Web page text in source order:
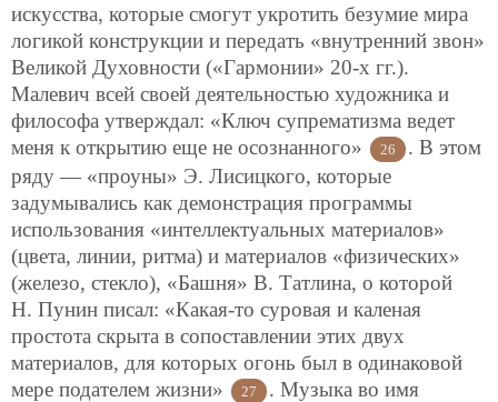
искусства, которые смогут укротить безумие мира
логикой конструкции и передать «внутренний звон»
Великой Духовности («Гармонии» 20-х гг.).
Малевич всей своей деятельностью художника и
философа утверждал: «Ключ супрематизма ведет
меня к открытию еще не осознанного»
26
. В этом
ряду — «проуны» Э. Лисицкого, которые
задумывались как демонстрация программы
использования «интеллектуальных материалов»
(цвета, линии, ритма) и материалов «физических»
(железо, стекло), «Башня» В. Татлина, о которой
Н. Пунин писал: «Какая-то суровая и каленая
простота скрыта в сопоставлении этих двух
материалов, для которых огонь был в одинаковой
мере подателем жизни»
27
. Музыка во имя